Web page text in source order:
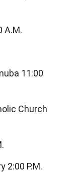
A.M.
11:00
Church
2:00 P.M.